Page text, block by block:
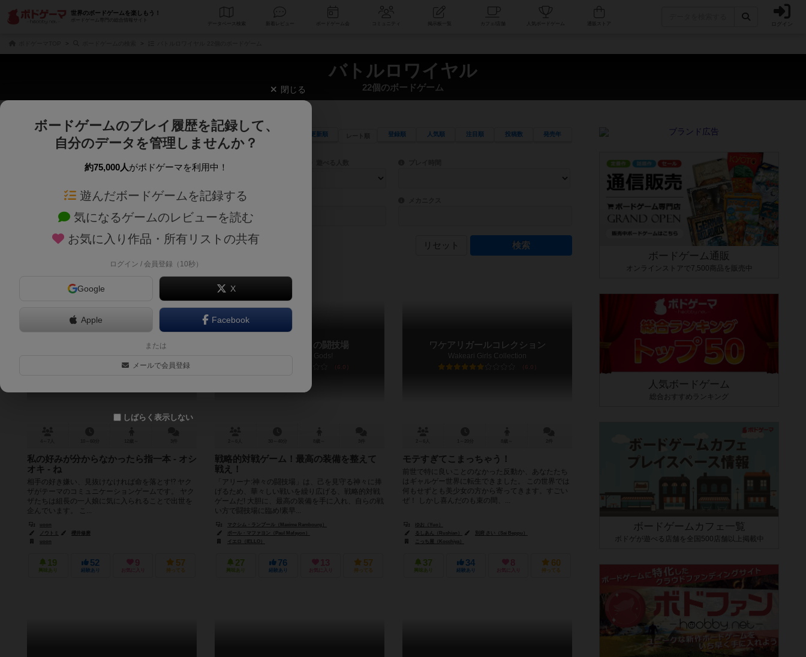
世界のボードゲームを楽しもう！
ボードゲーム専門の総合情報サイト
データベース コミュニティ 人気ボードゲーム ログイン
バトルロワイヤル
22個のボードゲーム
じっくり表示 更新順 登録順 人気順 注目順 投稿数 発売年
商品名、商品説明文、デザイナー名、テーマ名、メカニクス名を対象にフリーワード検索ができます。
ゲームデザイナー名を指定して検索できます。
ゲームデザイナー 目安となる所要時間を指定することができます。マニュアルを読む時間や参加者へのルール説明時間は含まれていないため、初めて
対象年齢を指定します。 世界観や登場人物などモチーフ・ストーリーを指定することができます。直感的にゲームシステムを理解できるよう、中世ファンタジー・クッキング・海賊同士の対決など、ゲームコンセプトを絞
テーマ/フレーバー ゲーム性を構成するコアシステムです。主にボードゲームに慣れている方向けの絞込機能です。例えば「ダイスロール」はランダ
リセット
からあげにレモンをかけるとあり得
Kala-age Lemon Princess
私の好みが分からなかったら指一本 - オシ
オキ - ね
相手の好き嫌い、見抜けなければ命を落とす⁉ ヤク
ザがテーマのコミュニケーションゲームです。 ヤク
ザたちは組長の一人娘に気に入られることで出世を
企んでいます。 こ...
uoon
ノウトミ
櫻井修磨
uoon
19
興味あり
52
経験あり
9
お気に入り
57
持ってる
アリーナ：神々の闘技場
Arena: For the Gods!
6.0
戦略的対戦ゲーム！最高の装備を整えて
戦え！
「アリーナ:神々の闘技場」は、己を見守る神々に捧
げるため、華々しい戦いを繰り広げる、戦略的対戦
ゲームだ! 大胆に、最高の装備を手に入れ、自らの戦
い方で闘技場に臨め!素早...
マクシム・ランブール（Maxime Rambourg）
ポール・マファヨン（Paul Mafayon）
イエロ（IELLO）
27
興味あり
76
経験あり
13
お気に入り
57
持ってる
ワケアリガールコレクション
Wakeari Girls Collection
6.0
モテすぎてこまっちゃう！
前世で特に良いことのなかった反動か、あなたたち
はギャルゲー世界に転生できました。 この世界では
何もせずとも美少女の方から寄ってきます。すごい
ぜ！ しかし喜んだのも束の間、...
ゆお（Yuo）
るしあん（Rushian）
別府 さい（Sai Beppu）
こっち屋（Kocchiya）
37
興味あり
34
経験あり
8
お気に入り
60
持ってる
ボードゲーム通販
オンラインストアで7,500商品を販売中
人気ボードゲーム
総合おすすめランキング
ボードゲームカフェ一覧
ボドゲが遊べる店舗を全国500店舗以上掲載中
閉じる
ボードゲームのプレイ履歴を記録して、
自分のデータを管理しませんか？
約75,000人がボドゲーマを利用中！
遊んだボードゲームを記録する
気になるゲームのレビューを読む
お気に入り作品・所有リストの共有
ログイン / 会員登録（10秒）
Google X
Apple Facebook
または
メールで会員登録
しばらく表示しない